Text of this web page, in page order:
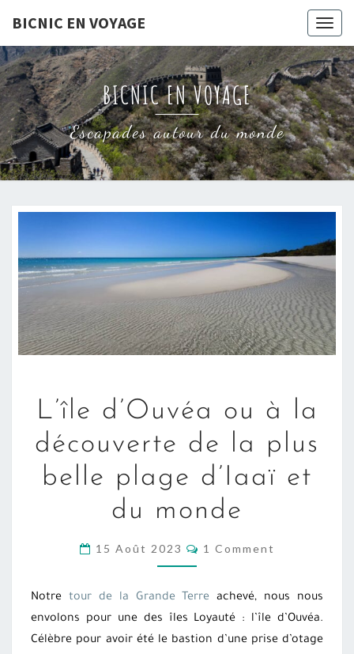
content
BICNIC EN VOYAGE
BICNIC EN VOYAGE
Escapades autour du monde
D’OUVÉA
LA
DÉCOUVERTE
DE
PLAGE
D’IAAÏ
ET
L’île d’Ouvéa ou à la
découverte de la plus
belle plage d’Iaaï et
du monde
15 Août 2023 COMMENTS
1 Comment
Notre tour de la Grande Terre achevé, nous nous
envolons pour une des îles Loyauté : l’île d’Ouvéa.
Célèbre pour avoir été le bastion d’une prise d’otage